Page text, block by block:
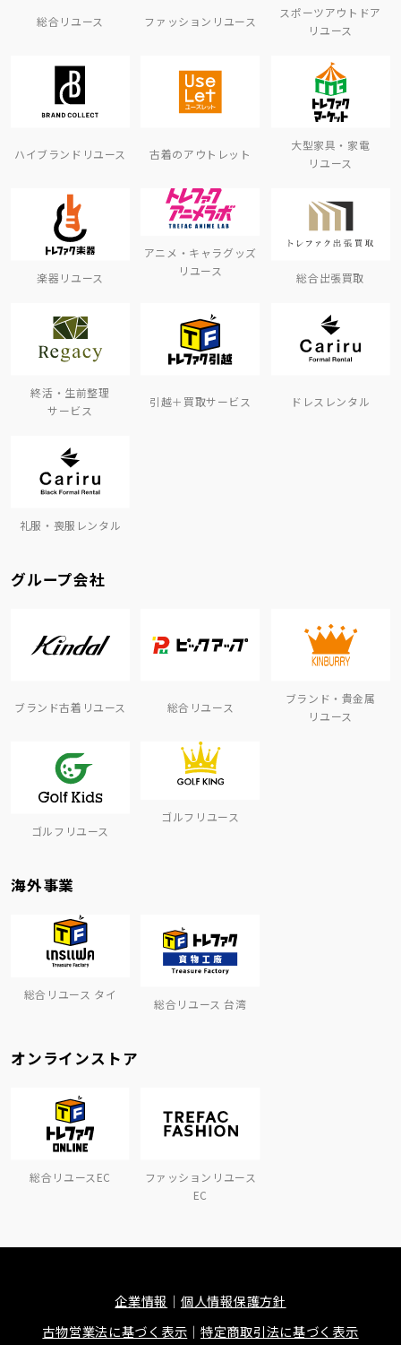
総合リユース ファッションリユース
スポーツアウトドア
リユース
ハイブランドリユース 古着のアウトレット
大型家具・家電
リユース
楽器リユース
アニメ・キャラグッズ
リユース
総合出張買取
終活・生前整理
サービス
引越＋買取サービス ドレスレンタル
礼服・喪服レンタル
グループ会社
ブランド古着リユース 総合リユース
ブランド・貴金属
リユース
ゴルフリユース
ゴルフリユース
海外事業
総合リユース タイ
総合リユース 台湾
オンラインストア
総合リユースEC
ファッションリユース
EC
企業情報
個人情報保護方針
古物営業法に基づく表示
特定商取引法に基づく表示